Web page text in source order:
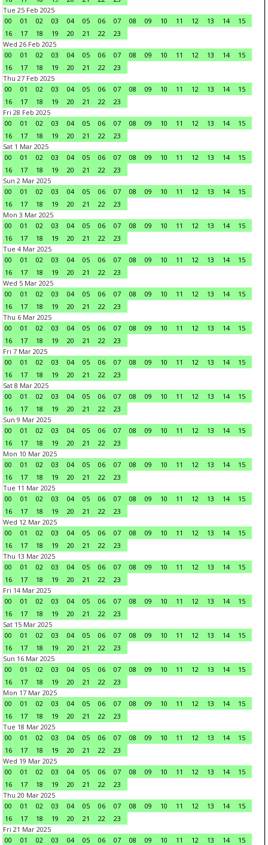
Tue 25 Feb 2025
00
01 02 03 04 05 06 07 08 09 10 11 12 13 14
15
16
17 18 19 20 21 22
23
Wed 26 Feb 2025
00
01 02 03 04 05 06 07 08 09 10 11 12 13 14
15
16
17 18 19 20 21 22
23
Thu 27 Feb 2025
00
01 02 03 04 05 06 07 08 09 10 11 12 13 14
15
16
17 18 19 20 21 22
23
Fri 28 Feb 2025
00
01 02 03 04 05 06 07 08 09 10 11 12 13 14
15
16
17 18 19 20 21 22
23
Sat 1 Mar 2025
00
01 02 03 04 05 06 07 08 09 10 11 12 13 14
15
16
17 18 19 20 21 22
23
Sun 2 Mar 2025
00
01 02 03 04 05 06 07 08 09 10 11 12 13 14
15
16
17 18 19 20 21 22
23
Mon 3 Mar 2025
00
01 02 03 04 05 06 07 08 09 10 11 12 13 14
15
16
17 18 19 20 21 22
23
Tue 4 Mar 2025
00
01 02 03 04 05 06 07 08 09 10 11 12 13 14
15
16
17 18 19 20 21 22
23
Wed 5 Mar 2025
00
01 02 03 04 05 06 07 08 09 10 11 12 13 14
15
16
17 18 19 20 21 22
23
Thu 6 Mar 2025
00
01 02 03 04 05 06 07 08 09 10 11 12 13 14
15
16
17 18 19 20 21 22
23
Fri 7 Mar 2025
00
01 02 03 04 05 06 07 08 09 10 11 12 13 14
15
16
17 18 19 20 21 22
23
Sat 8 Mar 2025
00
01 02 03 04 05 06 07 08 09 10 11 12 13 14
15
16
17 18 19 20 21 22
23
Sun 9 Mar 2025
00
01 02 03 04 05 06 07 08 09 10 11 12 13 14
15
16
17 18 19 20 21 22
23
Mon 10 Mar 2025
00
01 02 03 04 05 06 07 08 09 10 11 12 13 14
15
16
17 18 19 20 21 22
23
Tue 11 Mar 2025
00
01 02 03 04 05 06 07 08 09 10 11 12 13 14
15
16
17 18 19 20 21 22
23
Wed 12 Mar 2025
00
01 02 03 04 05 06 07 08 09 10 11 12 13 14
15
16
17 18 19 20 21 22
23
Thu 13 Mar 2025
00
01 02 03 04 05 06 07 08 09 10 11 12 13 14
15
16
17 18 19 20 21 22
23
Fri 14 Mar 2025
00
01 02 03 04 05 06 07 08 09 10 11 12 13 14
15
16
17 18 19 20 21 22
23
Sat 15 Mar 2025
00
01 02 03 04 05 06 07 08 09 10 11 12 13 14
15
16
17 18 19 20 21 22
23
Sun 16 Mar 2025
00
01 02 03 04 05 06 07 08 09 10 11 12 13 14
15
16
17 18 19 20 21 22
23
Mon 17 Mar 2025
00
01 02 03 04 05 06 07 08 09 10 11 12 13 14
15
16
17 18 19 20 21 22
23
Tue 18 Mar 2025
00
01 02 03 04 05 06 07 08 09 10 11 12 13 14
15
16
17 18 19 20 21 22
23
Wed 19 Mar 2025
00
01 02 03 04 05 06 07 08 09 10 11 12 13 14
15
16
17 18 19 20 21 22
23
Thu 20 Mar 2025
00
01 02 03 04 05 06 07 08 09 10 11 12 13 14
15
16
17 18 19 20 21 22
23
Fri 21 Mar 2025
00
01 02 03 04 05 06 07 08 09 10 11 12 13 14
15